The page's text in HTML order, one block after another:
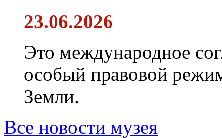
23.06.2026
Это международное
особый правовой
Земли.
Все новости музея